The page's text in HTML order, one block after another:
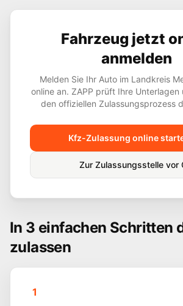
Fahrzeug jetzt
anmelden
Melden Sie Ihr Auto im Landkreis
online an. ZAPP prüft Ihre
den offiziellen Zulassungsprozess
Kfz-Zulassung online
Zur Zulassungsstelle vor
In 3 einfachen Schritten
zulassen
1